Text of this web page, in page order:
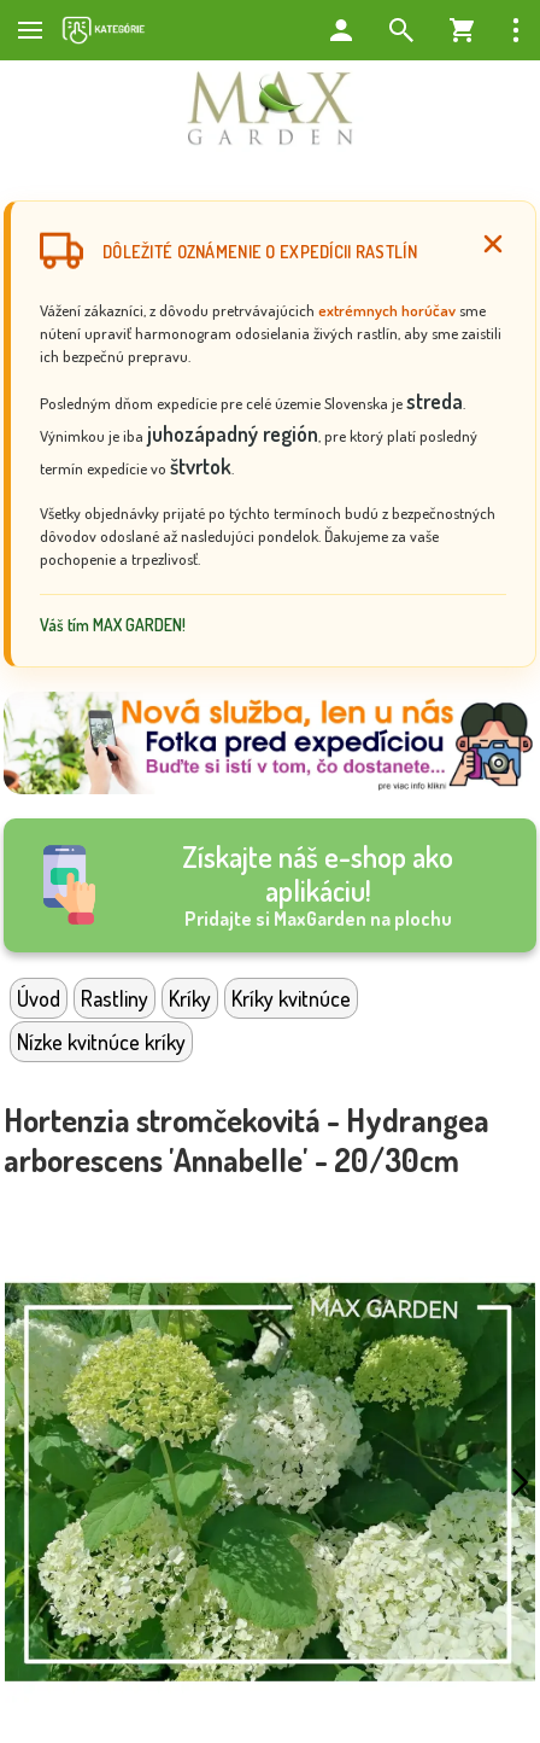
DÔLEŽITÉ OZNÁMENIE O EXPEDÍCII RASTLÍN
Vážení zákazníci, z dôvodu pretrvávajúcich extrémnych horúčav sme
nútení upraviť harmonogram odosielania živých rastlín, aby sme zaistili
ich bezpečnú prepravu.
Posledným dňom expedície pre celé územie Slovenska jestreda
Výnimkou je iba juhozápadný región , pre ktorý platí posledný
termín expedície vo štvrtok
Všetky objednávky prijaté po týchto termínoch budú z bezpečnostných
dôvodov odoslané až nasledujúci pondelok. Ďakujeme za vaše
pochopenie a trpezlivosť.
Váš tím MAX GARDEN!
Získajte náš e-shop ako
aplikáciu!
Pridajte si MaxGarden na plochu
Úvod Rastliny Kríky
Kríky kvitnúce
Nízke kvitnúce kríky
Hortenzia stromčekovitá - Hydrangea
arborescens 'Annabelle' - 20/30cm